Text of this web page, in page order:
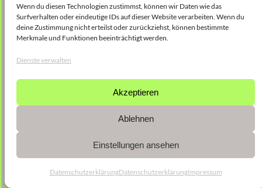
Wenn du diesen Technologien zustimmst, können wir Daten wie das
Surfverhalten oder eindeutige IDs auf dieser Website verarbeiten. Wenn du
deine Zustimmung nicht erteilst oder zurückziehst, können bestimmte
Merkmale und Funktionen beeinträchtigt werden.
Dienste verwalten
Akzeptieren
Ablehnen
Einstellungen ansehen
DatenschutzerklärungDatenschutzerklärungImpressum